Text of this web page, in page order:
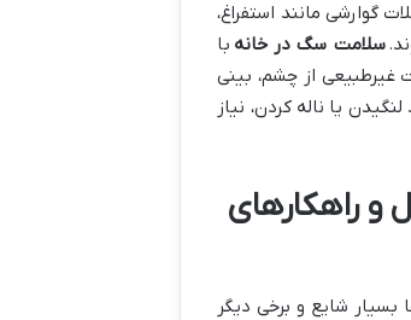
گوارشی مانند استفراغ،
سلامت سگ در خانه با
از چشم، بینی
یا ناله کردن، نیاز
و راهکارهای
شایع و برخی دیگر